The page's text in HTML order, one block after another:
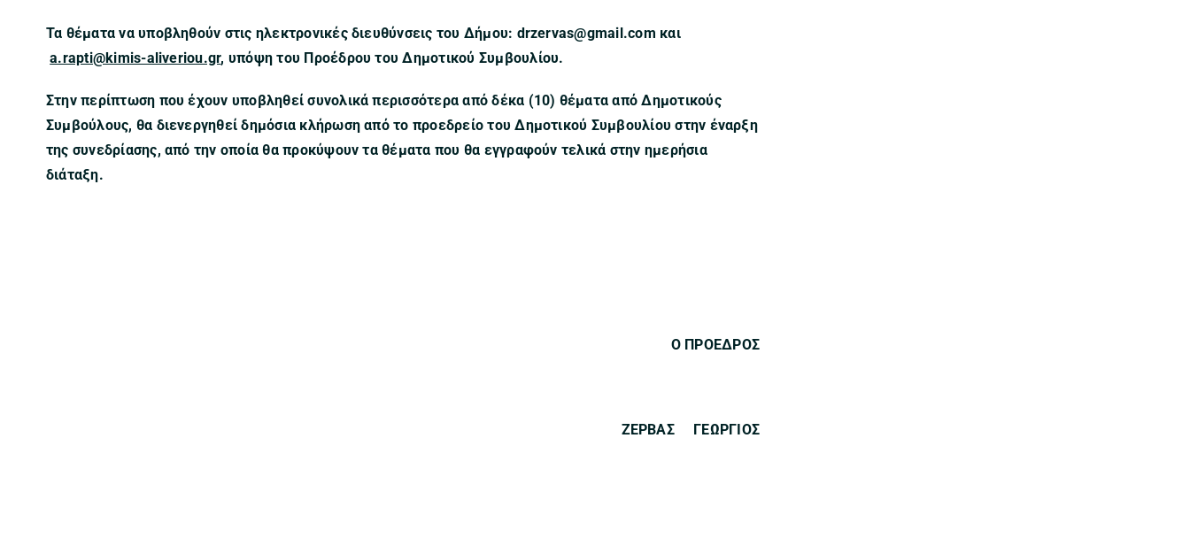
Τα θέματα να υποβληθούν στις ηλεκτρονικές διευθύνσεις του Δήμου: drzervas@gmail.com και
a.rapti@kimis-aliveriou.gr, υπόψη του Προέδρου του Δημοτικού Συμβουλίου.
Στην περίπτωση που έχουν υποβληθεί συνολικά περισσότερα από δέκα (10) θέματα από Δημοτικούς
Συμβούλους, θα διενεργηθεί δημόσια κλήρωση από το προεδρείο του Δημοτικού Συμβουλίου στην έναρξη
της συνεδρίασης, από την οποία θα προκύψουν τα θέματα που θα εγγραφούν τελικά στην ημερήσια
διάταξη.
Ο ΠΡΟΕΔΡΟΣ
ΖΕΡΒΑΣ ΓΕΩΡΓΙΟΣ